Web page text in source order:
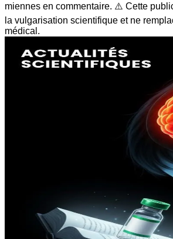
miennes en commentaire. ⚠️ Cette
la vulgarisation scientifique et ne
médical.